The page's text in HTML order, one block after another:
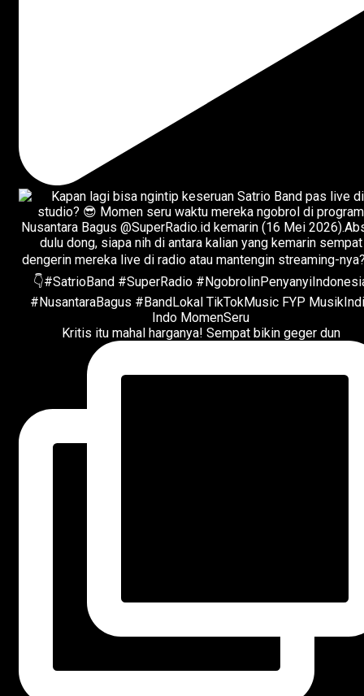
Kritis itu mahal harganya! Sempat bikin geger dun